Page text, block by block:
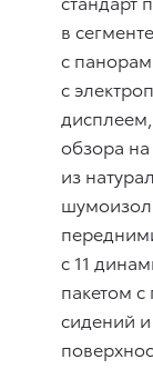
в
с
с
обзора
из
с 11
пакетом
сидений